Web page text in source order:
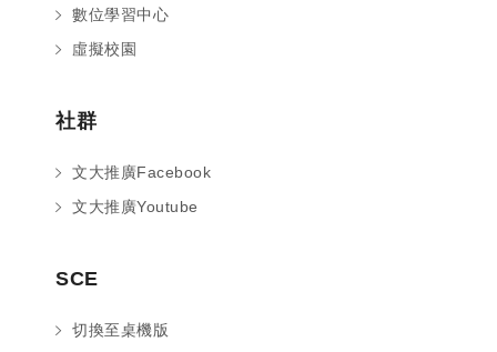
數位學習中心
虛擬校園
社群
文大推廣Facebook
文大推廣Youtube
SCE
切換至桌機版